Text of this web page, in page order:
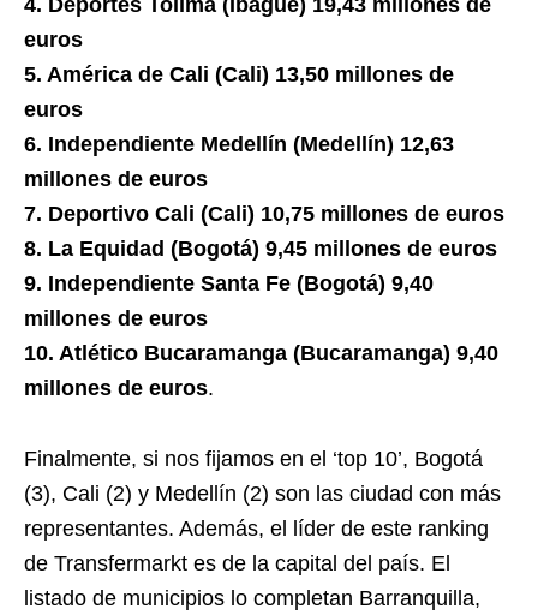
4. Deportes Tolima (Ibagué) 19,43 millones de
euros
5. América de Cali (Cali) 13,50 millones de
euros
6. Independiente Medellín (Medellín) 12,63
millones de euros
7. Deportivo Cali (Cali) 10,75 millones de euros
8. La Equidad (Bogotá) 9,45 millones de euros
9. Independiente Santa Fe (Bogotá) 9,40
millones de euros
10. Atlético Bucaramanga (Bucaramanga) 9,40
millones de euros.
Finalmente, si nos fijamos en el ‘top 10’, Bogotá
(3), Cali (2) y Medellín (2) son las ciudad con más
representantes. Además, el líder de este ranking
de Transfermarkt es de la capital del país. El
listado de municipios lo completan Barranquilla,